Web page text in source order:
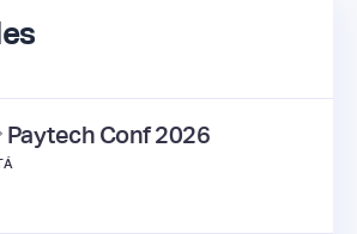
Paytech Conf 2026